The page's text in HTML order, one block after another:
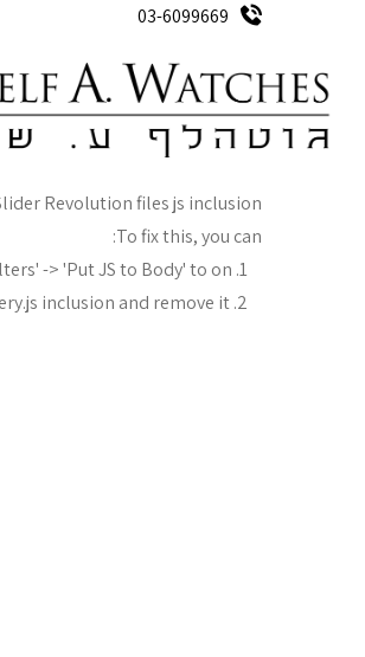
03-6099669
Revolution files js inclusion.
To fix this, you can: